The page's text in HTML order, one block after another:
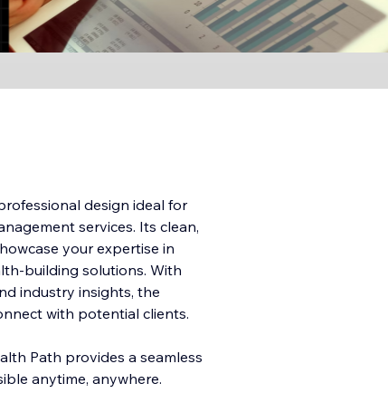
design ideal for
services. Its clean,
your expertise in
building solutions. With
industry insights, the
with potential clients.
Path provides a seamless
anytime, anywhere.